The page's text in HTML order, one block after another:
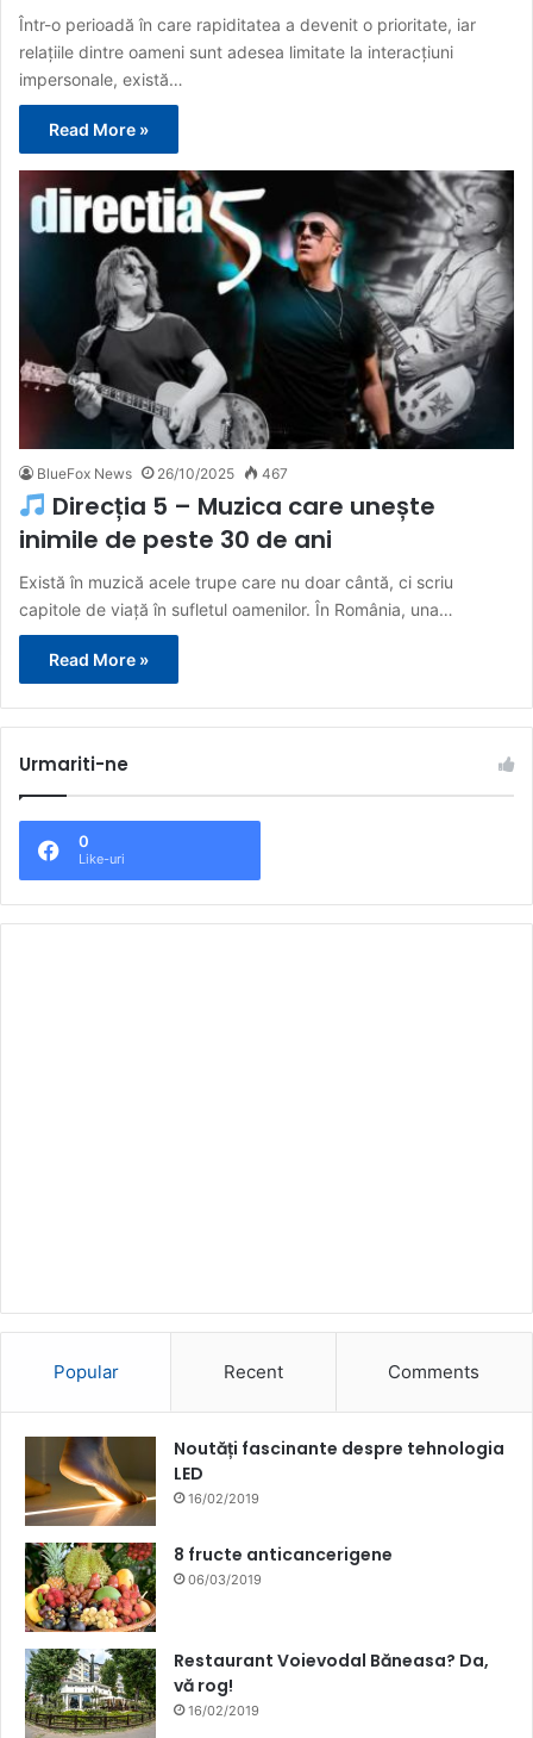
Într-o perioadă în care rapiditatea a devenit o prioritate, iar
relațiile dintre oameni sunt adesea limitate la interacțiuni
impersonale, există…
Read More »
BlueFox News 26/10/2025 467
Direcția 5 – Muzica care unește
inimile de peste 30 de ani
Există în muzică acele trupe care nu doar cântă, ci scriu
capitole de viață în sufletul oamenilor. În România, una…
Read More »
Urmariti-ne
0
Like-uri
Popular Recent Comments
Noutăți fascinante despre tehnologia
LED
16/02/2019
8 fructe anticancerigene
06/03/2019
Restaurant Voievodal Băneasa? Da,
vă rog!
16/02/2019